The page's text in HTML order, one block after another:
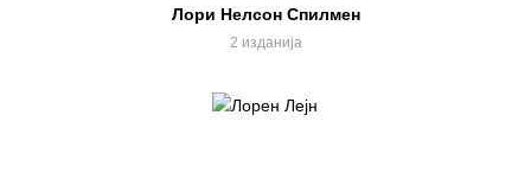
Лори Нелсон Спилмен
2 изданија